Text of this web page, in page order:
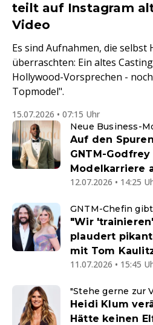
teilt auf Instagram
Video
Es sind Aufnahmen, die selbst
überraschten: Ein altes
Hollywood-Vorsprechen -
Topmodel".
15.07.2026 • 07:15 Uhr
Neue Business-
Auf den
GNTM-Godfrey
Modelkarriere
12.07.2026 • 14:25
GNTM-Chefin
"Wir
plaudert
mit Tom
11.07.2026 • 15:45
"Stehe gerne zur
Heidi Klum
Hätte keinen